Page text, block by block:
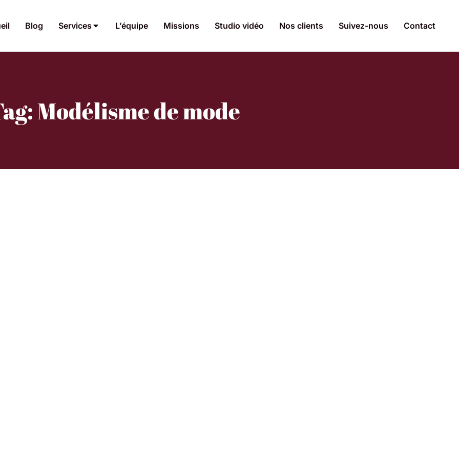
Blog Services L’équipe Missions Studio vidéo Nos clients Suivez-nous Contact
Modélisme de mode